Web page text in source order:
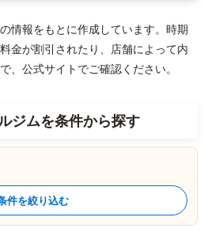
情報をもとに作成しています。時期
金が割引されたり、店舗によって内
、公式サイトでご確認ください。
ジムを条件から探す
件を絞り込む